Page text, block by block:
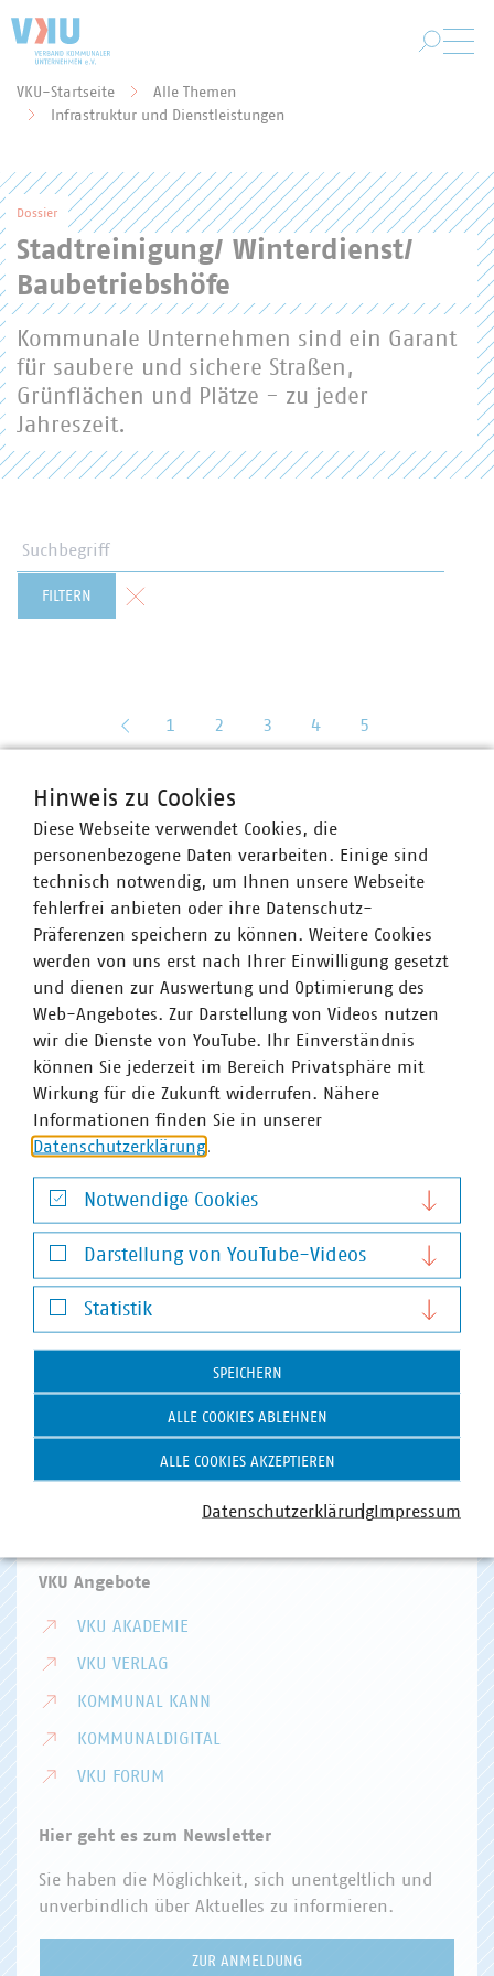
Sie befinden sich hier:
VKU-Startseite
Alle Themen
Infrastruktur und Dienstleistungen
Dossier
Stadtreinigung/ Winterdienst/
Baubetriebshöfe
Kommunale Unternehmen sind ein Garant
für saubere und sichere Straßen,
Grünflächen und Plätze - zu jeder
Jahreszeit.
FILTERN Formular zurücksetzen
zurück
1 2 3 4 5
VKU-Bereiche
ENERGIEWIRTSCHAFTWASSER/ABWASSER
Hausanschrift und Kontakt
VKU-Hauptgeschäftsstelle
info(at)vku(dot)de
VKU Angebote
VKU AKADEMIE
VKU VERLAG
KOMMUNAL KANN
KOMMUNALDIGITAL
VKU FORUM
Hier geht es zum Newsletter
Sie haben die Möglichkeit, sich unentgeltlich und
unverbindlich über Aktuelles zu informieren.
ZUR ANMELDUNG
Hinweis zu Cookies
Diese Webseite verwendet Cookies, die
personenbezogene Daten verarbeiten. Einige sind
technisch notwendig, um Ihnen unsere Webseite
fehlerfrei anbieten oder ihre Datenschutz-
Präferenzen speichern zu können. Weitere Cookies
werden von uns erst nach Ihrer Einwilligung gesetzt
und dienen zur Auswertung und Optimierung des
Web-Angebotes. Zur Darstellung von Videos nutzen
wir die Dienste von YouTube. Ihr Einverständnis
können Sie jederzeit im Bereich Privatsphäre mit
Wirkung für die Zukunft widerrufen. Nähere
Informationen finden Sie in unserer
Datenschutzerklärung.
Notwendige Cookies
Notwendige Cookies
Darstellung von YouTube-Videos
Darstellung von YouTube-Videos
Statistik
Statistik
SPEICHERN
ALLE COOKIES ABLEHNEN
ALLE COOKIES AKZEPTIEREN
DatenschutzerklärungImpressum